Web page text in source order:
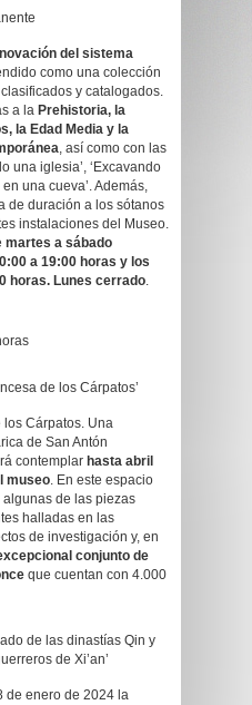
del sistema
como una colección
y catalogados.
a la Prehistoria, la
la Edad Media y la
, así como con las
una iglesia’, ‘Excavando
una cueva’. Además,
de duración a los sótanos
instalaciones del Museo.
martes a sábado
a 19:00 horas y los
horas. Lunes cerrado.
de los Cárpatos’
los Cárpatos. Una
de San Antón
contemplar hasta abril
museo. En este espacio
de las piezas
halladas en las
de investigación y, en
conjunto de
que cuentan con 4.000
de las dinastías Qin y
de Xi’an’
de enero de 2024 la